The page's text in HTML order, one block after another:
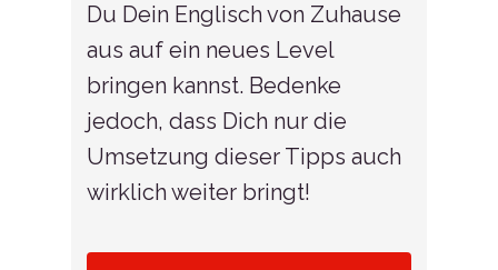
Du Dein Englisch von Zuhause
aus auf ein neues Level
bringen kannst. Bedenke
jedoch, dass Dich nur die
Umsetzung dieser Tipps auch
wirklich weiter bringt!